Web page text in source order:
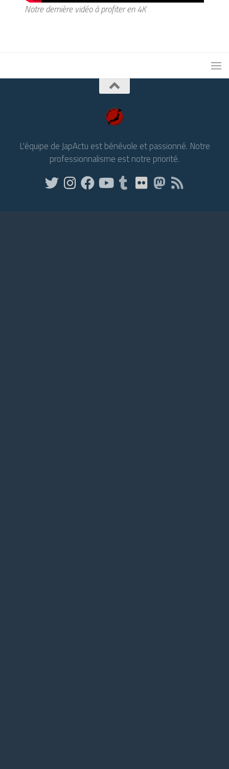
Notre dernière vidéo à profiter en 4K
L'équipe de JapActu est bénévole et passionné. Notre
professionnalisme est notre priorité.